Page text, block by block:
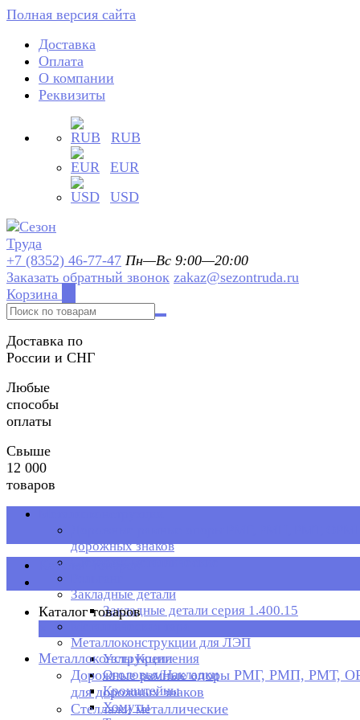
Полная версия сайта
Доставка
Оплата
О компании
Реквизиты
RUB
EUR
USD
+7 (8352) 46-77-47 Пн—Вс 9:00—20:00
Заказать обратный звонок zakaz@sezontruda.ru
Корзина
Доставка по
России и СНГ
Любые
способы
оплаты
Свыше
12 000
товаров
дорожных знаков
Стеллажи металлические
Закладные детали
Закладные детали серия 1.400.15
Металлоконструкции для ЛЭП
Узлы Крепления
Оголовья/Накладки
Кронштейны
Хомуты
Каталог товаров
Каталог товаров
Металлоконструкции
Дорожные рамные опоры РМГ, РМП, РМТ,
для дорожных знаков
Стеллажи металлические